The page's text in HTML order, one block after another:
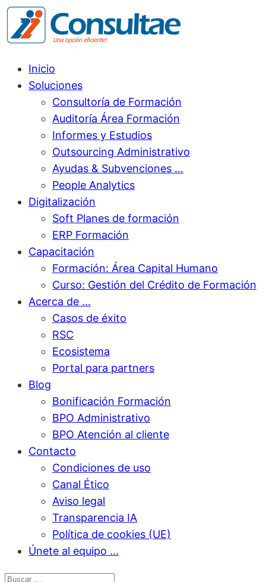
Inicio
Soluciones
Consultoría de Formación
Auditoría Área Formación
Informes y Estudios
Outsourcing Administrativo
Ayudas & Subvenciones …
People Analytics
Digitalización
Soft Planes de formación
ERP Formación
Capacitación
Formación: Área Capital Humano
Curso: Gestión del Crédito de Formación
Acerca de …
Casos de éxito
RSC
Ecosistema
Portal para partners
Blog
Bonificación Formación
BPO Administrativo
BPO Atención al cliente
Contacto
Condiciones de uso
Canal Ético
Aviso legal
Transparencia IA
Política de cookies (UE)
Únete al equipo …